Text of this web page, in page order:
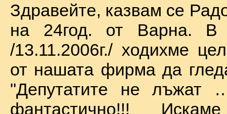
Здравейте, казвам се
на 24год. от Варна. В
/13.11.2006г./ ходихме
от нашата фирма да
"Депутатите не
фантастично!!!